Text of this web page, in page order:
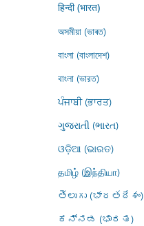
हिन्दी (भारत)
অসমীয়া (ভাৰত)
বাংলা (বাংলাদেশ)
বাংলা (ভারত)
ਪੰਜਾਬੀ (ਭਾਰਤ)
ગુજરાતી (ભારત)
ଓଡ଼ିଆ (ଭାରତ)
தமிழ் (இந்தியா)
తెలుగు (భారతదేశం)
ಕನ್ನಡ (ಭಾರತ)